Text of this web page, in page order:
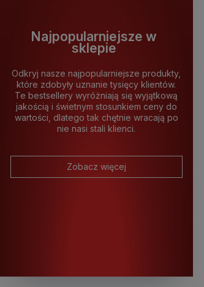
Najpopularniejsze w
sklepie
Odkryj nasze najpopularniejsze produkty,
które zdobyły uznanie tysięcy klientów.
Te bestsellery wyróżniają się wyjątkową
jakością i świetnym stosunkiem ceny do
wartości, dlatego tak chętnie wracają po
nie nasi stali klienci.
Zobacz więcej